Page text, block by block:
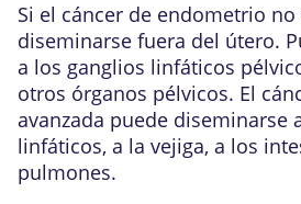
Si el cáncer de endometrio
diseminarse fuera del útero.
a los ganglios linfáticos
otros órganos pélvicos. El
avanzada puede diseminarse
linfáticos, a la vejiga, a los
pulmones.